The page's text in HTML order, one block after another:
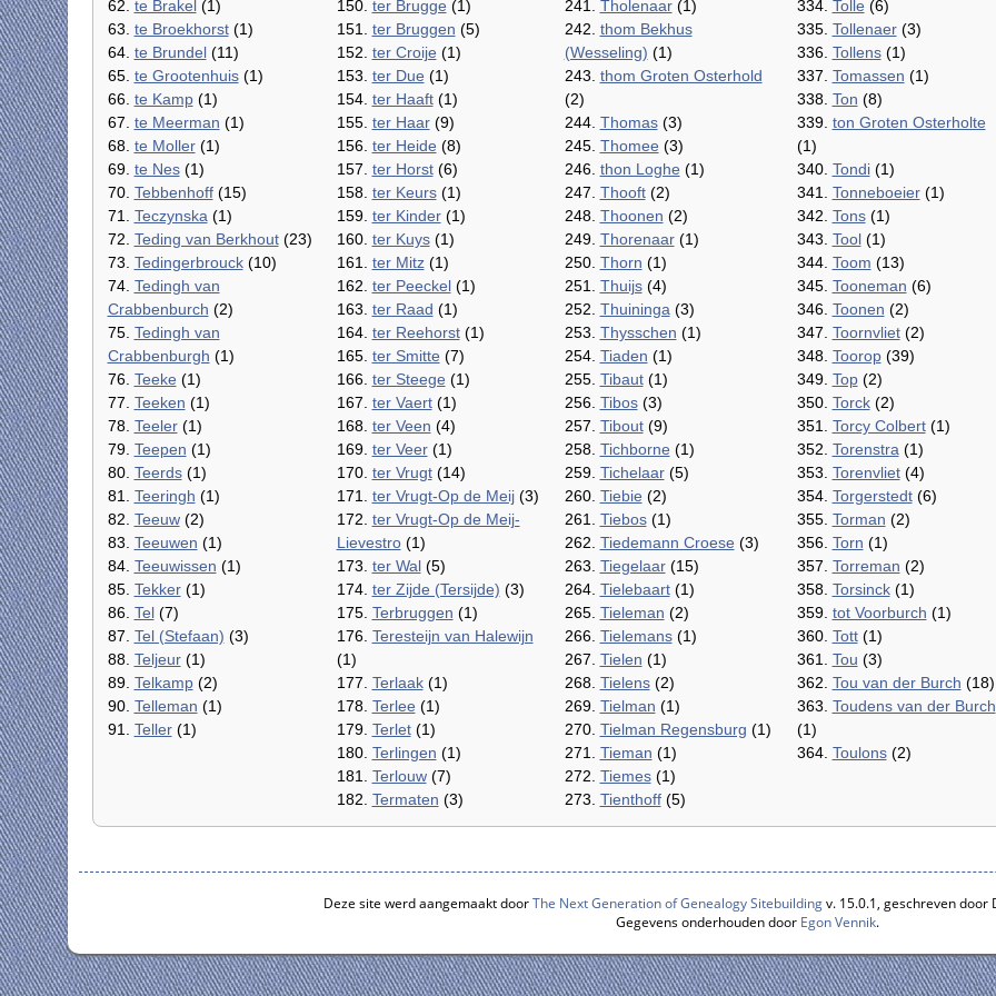
62. te Brakel (1)
63. te Broekhorst(1)
64. te Brundel(11)
65. te Grootenhuis(1)
66. te Kamp(1)
67. te Meerman (1)
68. te Moller(1)
69. te Nes(1)
70. Tebbenhoff(15)
71. Teczynska (1)
72. Teding van Berkhout(23)
73. Tedingerbrouck(10)
74. Tedingh van
Crabbenburch (2)
75. Tedingh van
Crabbenburgh (1)
76. Teeke (1)
77. Teeken (1)
78. Teeler(1)
79. Teepen (1)
80. Teerds(1)
81. Teeringh (1)
82. Teeuw(2)
83. Teeuwen (1)
84. Teeuwissen (1)
85. Tekker(1)
86. Tel(7)
87. Tel (Stefaan) (3)
88. Teljeur(1)
89. Telkamp(2)
90. Telleman (1)
91. Teller(1)
150. ter Brugge (1)
151. ter Bruggen (5)
152. ter Croije (1)
153. ter Due (1)
154. ter Haaft(1)
155. ter Haar(9)
156. ter Heide (8)
157. ter Horst(6)
158. ter Keurs(1)
159. ter Kinder(1)
160. ter Kuys(1)
161. ter Mitz(1)
162. ter Peeckel(1)
163. ter Raad (1)
164. ter Reehorst(1)
165. ter Smitte (7)
166. ter Steege (1)
167. ter Vaert(1)
168. ter Veen (4)
169. ter Veer(1)
170. ter Vrugt(14)
171. ter Vrugt-Op de Meij(3)
172. ter Vrugt-Op de Meij-
Lievestro(1)
173. ter Wal(5)
174. ter Zijde (Tersijde) (3)
175. Terbruggen (1)
176. Teresteijn van Halewijn
(1)
177. Terlaak(1)
178. Terlee (1)
179. Terlet(1)
180. Terlingen (1)
181. Terlouw(7)
182. Termaten (3)
241. Tholenaar(1)
242. thom Bekhus
(Wesseling) (1)
243. thom Groten Osterhold
(2)
244. Thomas(3)
245. Thomee (3)
246. thon Loghe (1)
247. Thooft(2)
248. Thoonen (2)
249. Thorenaar(1)
250. Thorn (1)
251. Thuijs(4)
252. Thuininga (3)
253. Thysschen (1)
254. Tiaden (1)
255. Tibaut(1)
256. Tibos(3)
257. Tibout(9)
258. Tichborne (1)
259. Tichelaar(5)
260. Tiebie (2)
261. Tiebos(1)
262. Tiedemann Croese (3)
263. Tiegelaar(15)
264. Tielebaart(1)
265. Tieleman (2)
266. Tielemans(1)
267. Tielen (1)
268. Tielens(2)
269. Tielman (1)
270. Tielman Regensburg (1)
271. Tieman (1)
272. Tiemes(1)
273. Tienthoff(5)
334. Tolle (6)
335. Tollenaer(3)
336. Tollens(1)
337. Tomassen (1)
338. Ton (8)
339. ton Groten Osterholte
(1)
340. Tondi(1)
341. Tonneboeier(1)
342. Tons(1)
343. Tool(1)
344. Toom (13)
345. Tooneman (6)
346. Toonen (2)
347. Toornvliet(2)
348. Toorop(39)
349. Top(2)
350. Torck(2)
351. Torcy Colbert(1)
352. Torenstra (1)
353. Torenvliet(4)
354. Torgerstedt(6)
355. Torman (2)
356. Torn (1)
357. Torreman (2)
358. Torsinck(1)
359. tot Voorburch (1)
360. Tott(1)
361. Tou (3)
362. Tou van der Burch (18)
363. Toudens van der Burch
(1)
364. Toulons(2)
Deze site werd aangemaakt doorThe Next Generation of Genealogy Sitebuildingv. 15.0.1, geschreven door
Gegevens onderhouden door Egon Vennik.